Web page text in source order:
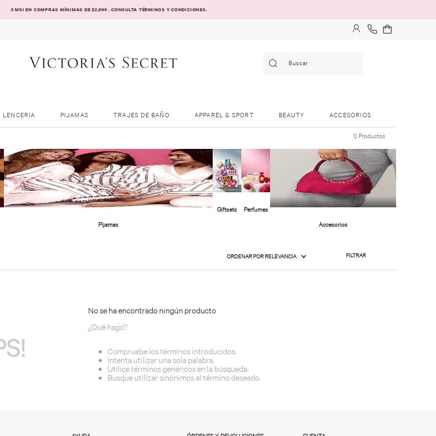
3 MSI EN COMPRAS MÍNIMAS DE $2,999 . CONSULTA TÉRMINOS Y CONDICIONES.
LENCERIA PIJAMAS TRAJES DE BAÑO APPAREL & SPORT BEAUTY ACCESORIOS
0 Productos
ORDENAR POR RELEVANCIA FILTRAR
No se ha encontrado ningún producto
¿Qué hago?
Compruebe los términos introducidos.
Intenta utilizar una sola palabra.
Utilice términos genéricos en la búsqueda.
Busque utilizar sinónimos al término deseado.